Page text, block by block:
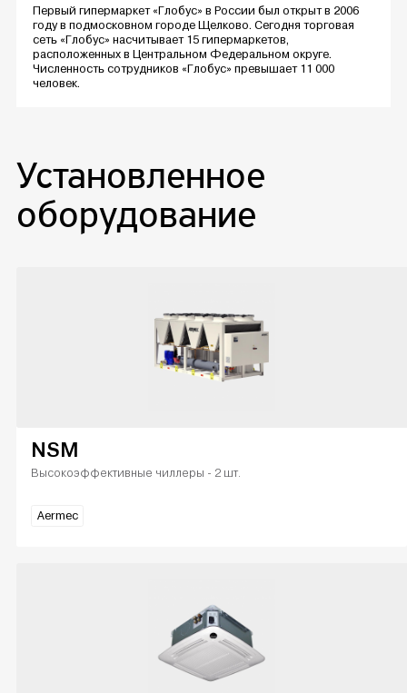
Первый гипермаркет «Глобус» в России был открыт в 2006
году в подмосковном городе Щелково. Сегодня торговая
сеть «Глобус» насчитывает 15 гипермаркетов,
расположенных в Центральном Федеральном округе.
Численность сотрудников «Глобус» превышает 11 000
человек.
Установленное
оборудование
NSM
Высокоэффективные чиллеры - 2 шт.
Aermec